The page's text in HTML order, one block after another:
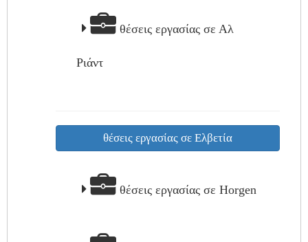
θέσεις εργασίας σε Αλ
Ριάντ
θέσεις εργασίας σε Ελβετία
θέσεις εργασίας σε Horgen